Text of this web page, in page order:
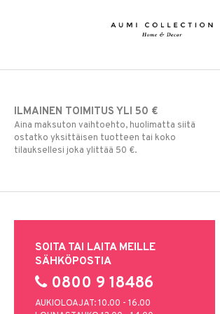
ILMAINEN TOIMITUS YLI 50 €
Aina maksuton vaihtoehto, huolimatta siitä
ostatko yksittäisen tuotteen tai koko
tilauksellesi joka ylittää 50 €.
SOITA TAI LAITA MEILLE
SÄHKÖPOSTIA
0800 9 18486
AUKIOLOAJAT: 10.00 - 16.00